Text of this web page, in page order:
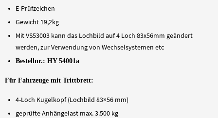
E-Prüfzeichen
Gewicht 19,2kg
Mit VS53003 kann das Lochbild auf 4 Loch 83x56mm geändert
werden, zur Verwendung von Wechselsystemen etc
Bestellnr.: HY 54001a
Für Fahrzeuge mit Trittbrett:
4-Loch Kugelkopf (Lochbild 83×56 mm)
geprüfte Anhängelast max. 3.500 kg